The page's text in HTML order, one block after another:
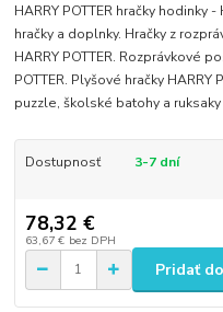
HARRY POTTER hračky hodinky
hračky a doplnky. Hračky z
HARRY POTTER. Rozprávkové
POTTER. Plyšové hračky
puzzle, školské batohy a ruksaky
Dostupnosť 3-7 dní
78,32 €
63,67 € bez DPH
Pridať